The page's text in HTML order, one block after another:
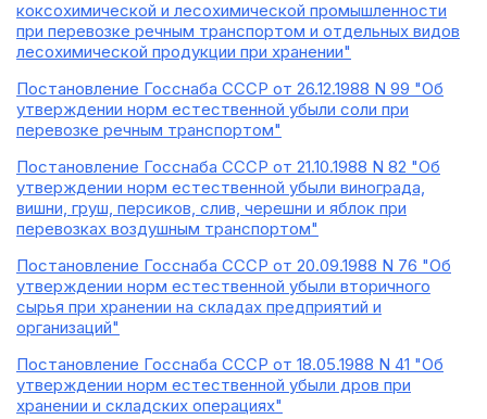
коксохимической и лесохимической промышленности
при перевозке речным транспортом и отдельных видов
лесохимической продукции при хранении"
Постановление Госснаба СССР от 26.12.1988 N 99 "Об
утверждении норм естественной убыли соли при
перевозке речным транспортом"
Постановление Госснаба СССР от 21.10.1988 N 82 "Об
утверждении норм естественной убыли винограда,
вишни, груш, персиков, слив, черешни и яблок при
перевозках воздушным транспортом"
Постановление Госснаба СССР от 20.09.1988 N 76 "Об
утверждении норм естественной убыли вторичного
сырья при хранении на складах предприятий и
организаций"
Постановление Госснаба СССР от 18.05.1988 N 41 "Об
утверждении норм естественной убыли дров при
хранении и складских операциях"